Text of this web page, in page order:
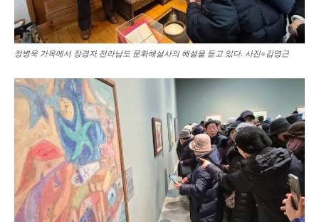
정병욱 가옥에서 장경자 전라남도 문화해설사의 해설을 듣고 있다. 사진=김영근